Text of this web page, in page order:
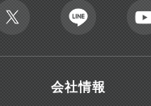
会社情報